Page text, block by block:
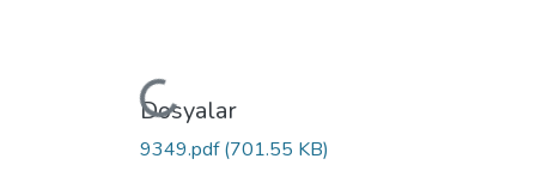
Yükleniyor...
Dosyalar
9349.pdf(701.55 KB)